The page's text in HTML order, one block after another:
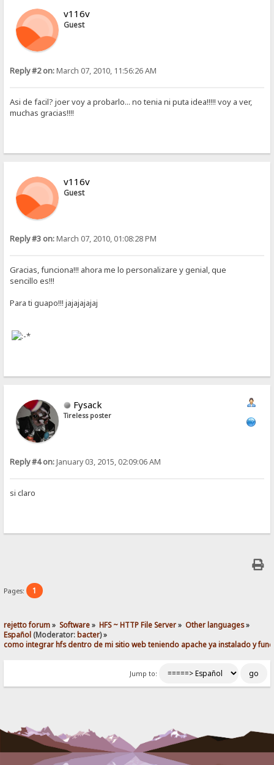
v116v
Guest
Reply #2 on:March 07, 2010, 11:56:26 AM
Asi de facil? joer voy a probarlo... no tenia ni puta idea!!!!! voy a ver,
muchas gracias!!!!
v116v
Guest
Reply #3 on:March 07, 2010, 01:08:28 PM
Gracias, funciona!!! ahora me lo personalizare y genial, que
sencillo es!!!
Para ti guapo!!! jajajajajaj
Fysack
Tireless poster
Reply #4 on:January 03, 2015, 02:09:06 AM
si claro
Pages: 1
rejetto forum» Software» HFS ~ HTTP File Server» Other languages»
Español (Moderator:bacter) »
como integrar hfs dentro de mi sitio web teniendo apache ya instalado y
Jump to: